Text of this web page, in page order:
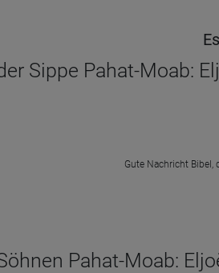
Sippe Pahat-Moab:
Gute Nachricht Bibel,
Pahat-Moab: